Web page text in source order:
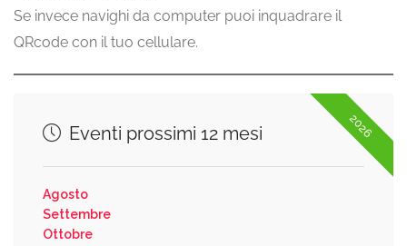
Se invece navighi da computer puoi inquadrare il
QRcode con il tuo cellulare.
2026
Eventi prossimi 12 mesi
Agosto
Settembre
Ottobre